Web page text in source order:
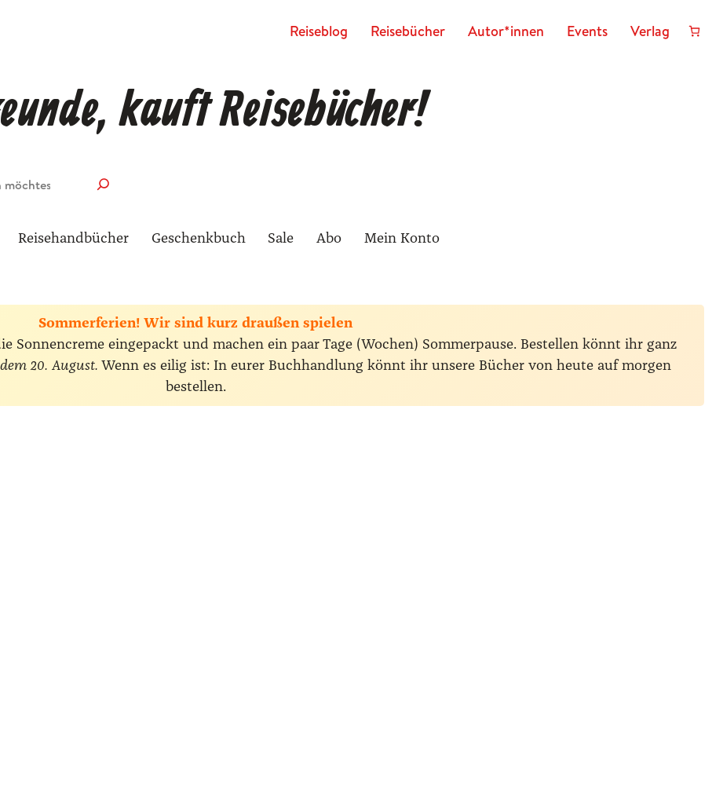
Rei­se­blog Reisebücher Autor*innen Events Verlag
kauft Reisebücher!
Reisehandbücher Geschenkbuch Sale Abo Mein Konto
Sommerferien! Wir sind kurz draußen spielen
Sonnencreme eingepackt und machen ein paar Tage (Wochen) Sommerpause. Bestellen könnt ihr ganz
20. August. Wenn es eilig ist: In eurer Buchhandlung könnt ihr unsere Bücher von heute auf morgen
bestellen.